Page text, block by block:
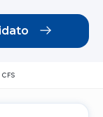
CFS